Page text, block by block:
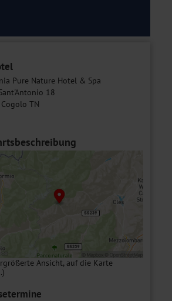
Pure Nature Hotel & Spa
18
TN
Ansicht, auf die Karte